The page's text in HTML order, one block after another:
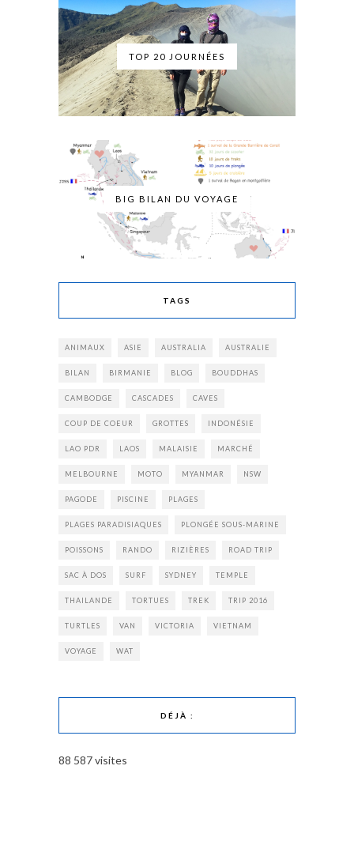
TOP 20 JOURNÉES
BIG BILAN DU VOYAGE
TAGS
ANIMAUX ASIE AUSTRALIA AUSTRALIE
BILAN BIRMANIE BLOG BOUDDHAS
CAMBODGE CASCADES CAVES
COUP DE COEUR GROTTES INDONÉSIE
LAO PDR LAOS MALAISIE MARCHÉ
MELBOURNE MOTO MYANMAR NSW
PAGODE PISCINE PLAGES
PLAGES PARADISIAQUES PLONGÉE SOUS-MARINE
POISSONS RANDO RIZIÈRES ROAD TRIP
SAC À DOS SURF SYDNEY TEMPLE
THAILANDE TORTUES TREK TRIP 2016
TURTLES VAN VICTORIA VIETNAM
VOYAGE WAT
DÉJÀ :
88 587 visites